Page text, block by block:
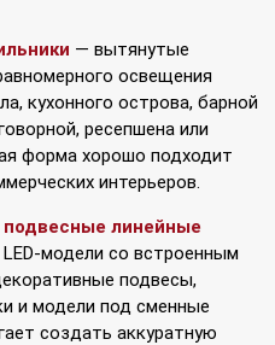
— вытянутые
освещения
кухонного острова, барной
ресепшена или
форма хорошо подходит
интерьеров.
линейные
модели со встроенным
подвесы,
и модели под сменные
создать аккуратную